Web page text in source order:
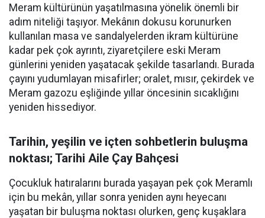
Meram kültürünün yaşatılmasına yönelik önemli bir
adım niteliği taşıyor. Mekânın dokusu korunurken
kullanılan masa ve sandalyelerden ikram kültürüne
kadar pek çok ayrıntı, ziyaretçilere eski Meram
günlerini yeniden yaşatacak şekilde tasarlandı. Burada
çayını yudumlayan misafirler; oralet, mısır, çekirdek ve
Meram gazozu eşliğinde yıllar öncesinin sıcaklığını
yeniden hissediyor.
Tarihin, yeşilin ve içten sohbetlerin buluşma
noktası; Tarihi Aile Çay Bahçesi
Çocukluk hatıralarını burada yaşayan pek çok Meramlı
için bu mekân, yıllar sonra yeniden aynı heyecanı
yaşatan bir buluşma noktası olurken, genç kuşaklara